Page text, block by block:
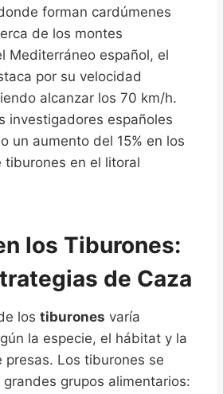
forman cardúmenes
de los montes
Mediterráneo español, el
por su velocidad
alcanzar los 70 km/h.
investigadores españoles
un aumento del 15% en los
tiburones en el litoral
los Tiburones:
de Caza
los tiburones varía
la especie, el hábitat y la
Los tiburones se
grupos alimentarios: